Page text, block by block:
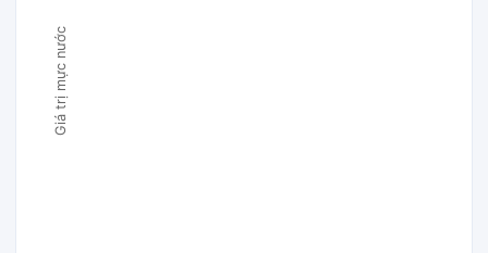
Giá trị mực nước